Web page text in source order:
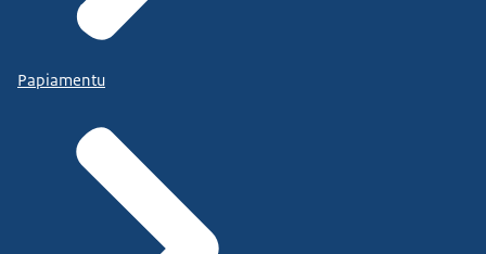
Papiamentu